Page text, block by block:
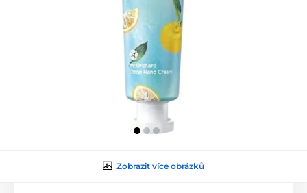
Zobrazit více obrázků